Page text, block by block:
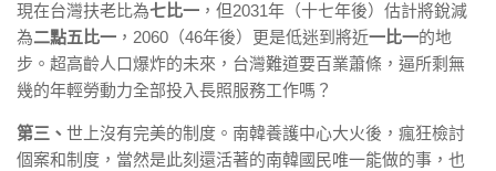
現在台灣扶老比為七比一 ，但2031年（十七年後）估計將銳減
為二點五比一 ，2060（46年後）更是低迷到將近一比一的地
步。超高齡人口爆炸的未來，台灣難道要百業蕭條，逼所剩無
幾的年輕勞動力全部投入長照服務工作嗎？
第三、 世上沒有完美的制度。南韓養護中心大火後，瘋狂檢討
個案和制度，當然是此刻還活著的南韓國民唯一能做的事，也